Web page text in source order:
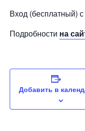
Вход (бесплатный)
Подробности на
Добавить в